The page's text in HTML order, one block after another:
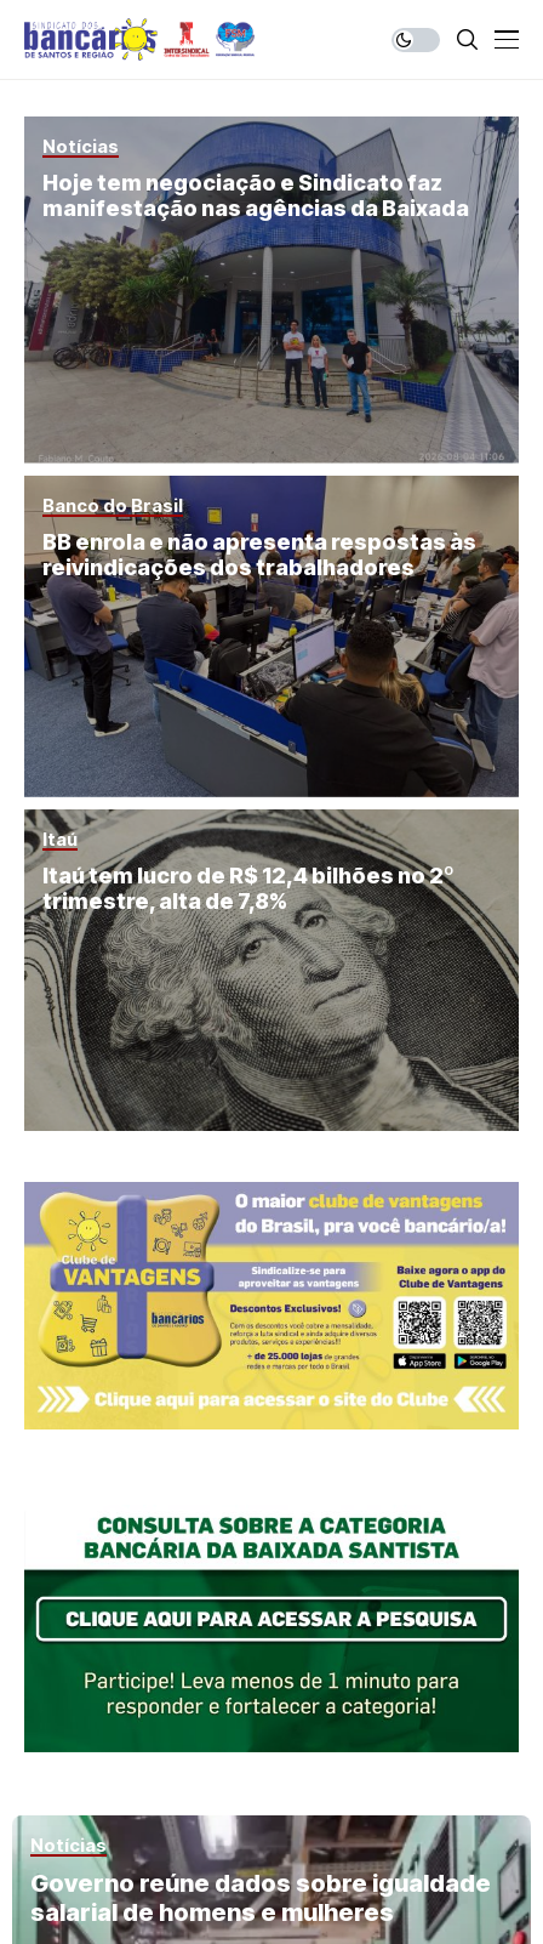
Notícias
Hoje tem negociação e Sindicato faz
manifestação nas agências da Baixada
Banco do Brasil
BB enrola e não apresenta respostas às
reivindicações dos trabalhadores
Itaú
Itaú tem lucro de R$ 12,4 bilhões no 2º
trimestre, alta de 7,8%
Notícias
Governo reúne dados sobre igualdade
salarial de homens e mulheres